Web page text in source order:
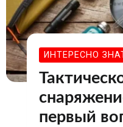
ИНТЕРЕСНО
первый